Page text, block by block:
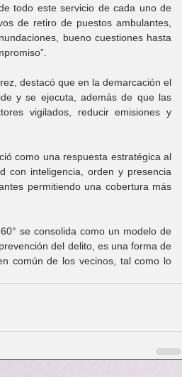
todo este servicio de cada uno de
de retiro de puestos ambulantes,
bueno cuestiones hasta
destacó que en la demarcación el
y se ejecuta, además de que las
vigilados, reducir emisiones y
como una respuesta estratégica al
con inteligencia, orden y presencia
permitiendo una cobertura más
se consolida como un modelo de
del delito, es una forma de
común de los vecinos, tal como lo